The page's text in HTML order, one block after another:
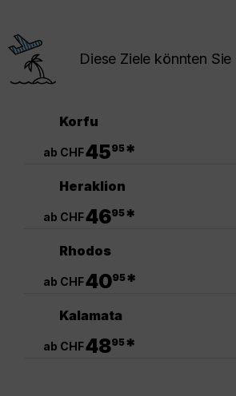
Diese Ziele könnten
Korfu
ab CHF4595*
Heraklion
ab CHF4695*
Rhodos
ab CHF4095*
Kalamata
ab CHF4895*